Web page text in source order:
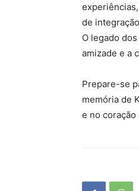
de
O legado
amizade e a
Prepare-se
memória de
e no